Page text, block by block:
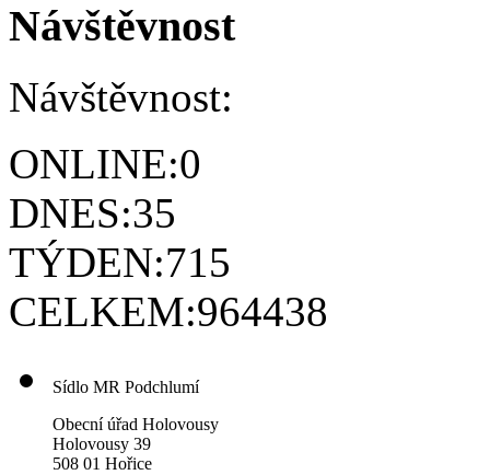
Návštěvnost
Návštěvnost:
ONLINE:0
DNES:35
TÝDEN:715
CELKEM:964438
Sídlo MR Podchlumí
Obecní úřad Holovousy
Holovousy 39
508 01 Hořice